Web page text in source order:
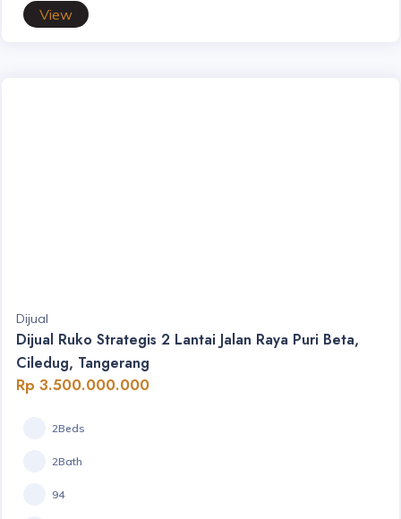
View
Dijual
Dijual Ruko Strategis 2 Lantai Jalan Raya Puri Beta,
Ciledug, Tangerang
Rp 3.500.000.000
2Beds
2Bath
94